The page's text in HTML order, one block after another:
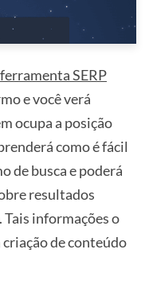
ferramenta SERP
e você verá
ocupa a posição
como é fácil
de busca e poderá
resultados
Tais informações o
de conteúdo